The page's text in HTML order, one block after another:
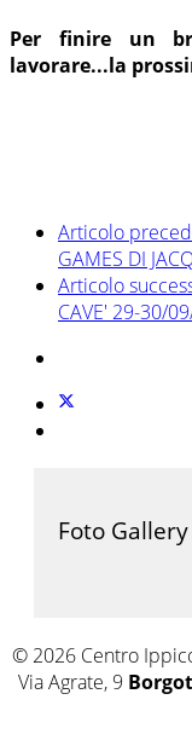
Per finire un
lavorare...la
Articolo
GAMES DI
Articolo
CAVE' 29-30/
Foto Gallery
© 2026 Centro
Via Agrate, 9